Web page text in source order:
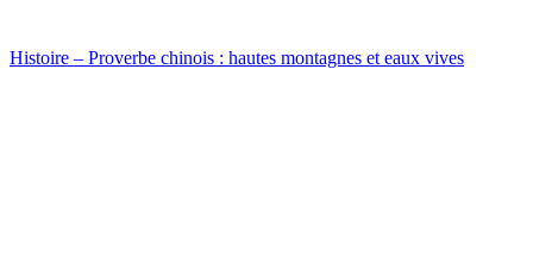
Histoire – Proverbe chinois : hautes montagnes et eaux vives